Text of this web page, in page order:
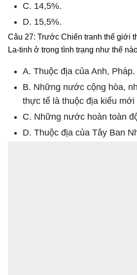
C. 14,5%.
D. 15,5%.
Câu 27: Trước Chiến tranh thế giới
La-tinh ở trong tình trạng như thế
A. Thuộc địa của Anh, Pháp.
B. Những nước cộng hòa,
thực tế là thuộc địa kiểu mới
C. Những nước hoàn toàn
D. Thuộc địa của Tây Ban